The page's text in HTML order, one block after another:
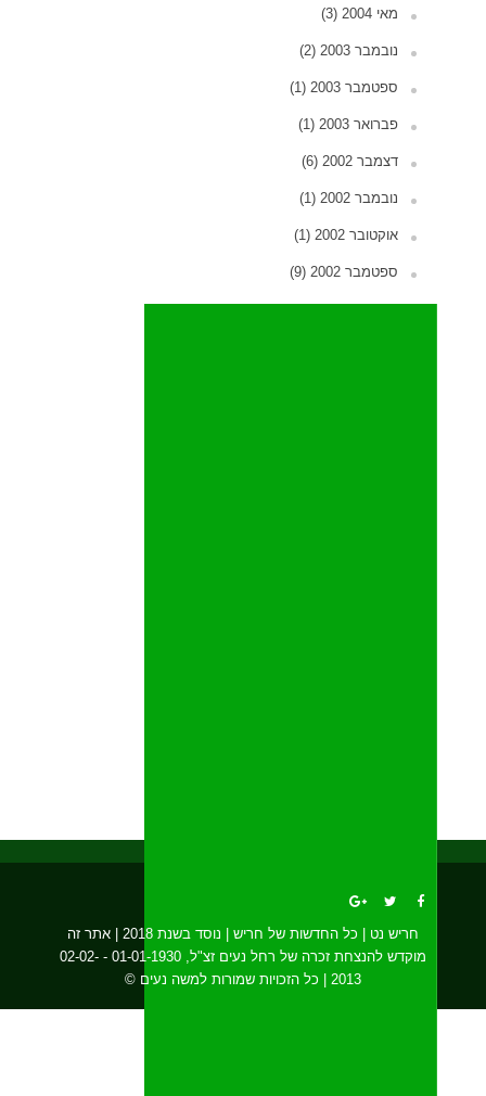
חריש נט | כל החדשות של חריש | נוסד בשנת 2018 | אתר זה
מוקדש להנצחת זכרה של רחל נעים זצ"ל, 01-01-1930 - 02-02-